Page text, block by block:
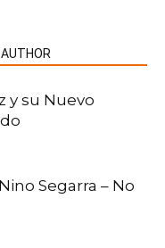
y su Nuevo
Segarra – No